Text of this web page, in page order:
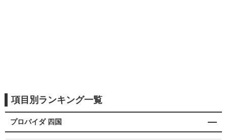
項目別ランキング一覧
プロバイダ 四国